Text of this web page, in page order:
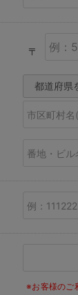
〒
※お客様のご